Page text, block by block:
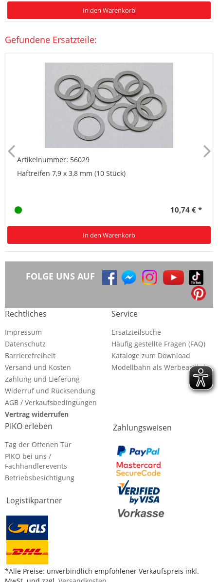
In den Warenkorb
Gefundene Ersatzteile:
Artikelnummer: 56029
Haftreifen 7,9 x 3,8 mm (10 Stück)
10,74 € *
In den Warenkorb
FOLGE UNS AUF
Rechtliches
Impressum
Datenschutz
Barrierefreiheit
Versand und Kosten
Zahlung und Lieferung
Widerruf und Rücksendung
AGB / Verkaufsbedingungen
Vertrag widerrufen
Service
Ersatzteilsuche
Häufig gestellte Fragen (FAQ)
Kataloge zum Download
Modellbahn als Werbeartikel
PIKO erleben
Tag der Offenen Tür
PIKO bei uns /
Fachhändlerevents
Betriebsbesichtigung
Logistikpartner
Zahlungsweisen
*Alle Preise: unverbindlich empfohlener Verkaufspreis inkl.